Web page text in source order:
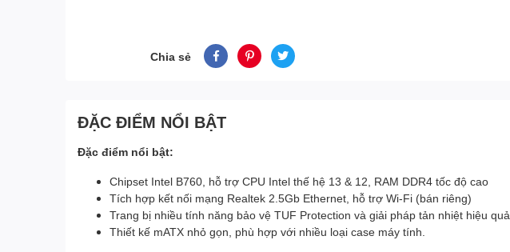
Chia sẻ
ĐẶC ĐIỂM NỔI BẬT
Đặc điểm nổi bật:
Chipset Intel B760, hỗ trợ CPU Intel thế hệ 13 & 12, RAM DDR4 tốc độ cao
Tích hợp kết nối mạng Realtek 2.5Gb Ethernet, hỗ trợ Wi-Fi (bán riêng)
Trang bị nhiều tính năng bảo vệ TUF Protection và giải pháp tản nhiệt hiệu quả
Thiết kế mATX nhỏ gọn, phù hợp với nhiều loại case máy tính